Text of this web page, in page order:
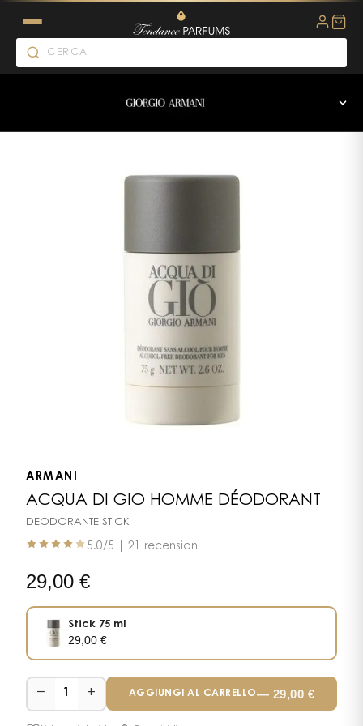
ARMANI
ACQUA DI GIO HOMME DÉODORANT
DEODORANTE STICK
5.0/5 | 21 recensioni
29,00 €
Stick 75 ml
29,00€
− 1 + AGGIUNGI AL CARRELLO— 29,00 €